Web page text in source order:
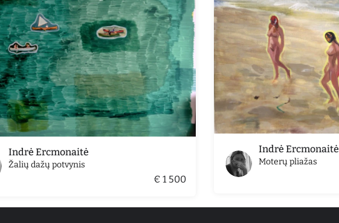
Indrė Ercmonaitė
Žalių dažų potvynis
€ 1 500
Indrė Ercmonaitė
Moterų pliažas